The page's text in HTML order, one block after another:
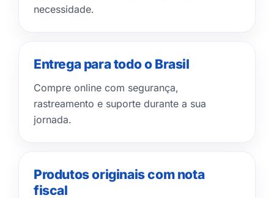
necessidade.
Entrega para todo o Brasil
Compre online com segurança,
rastreamento e suporte durante a sua
jornada.
Produtos originais com nota
fiscal